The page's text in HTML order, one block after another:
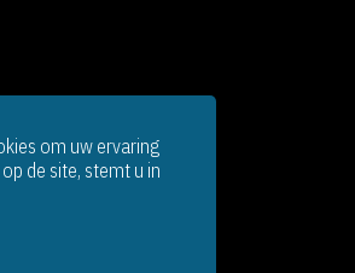
om uw ervaring
de site, stemt u in